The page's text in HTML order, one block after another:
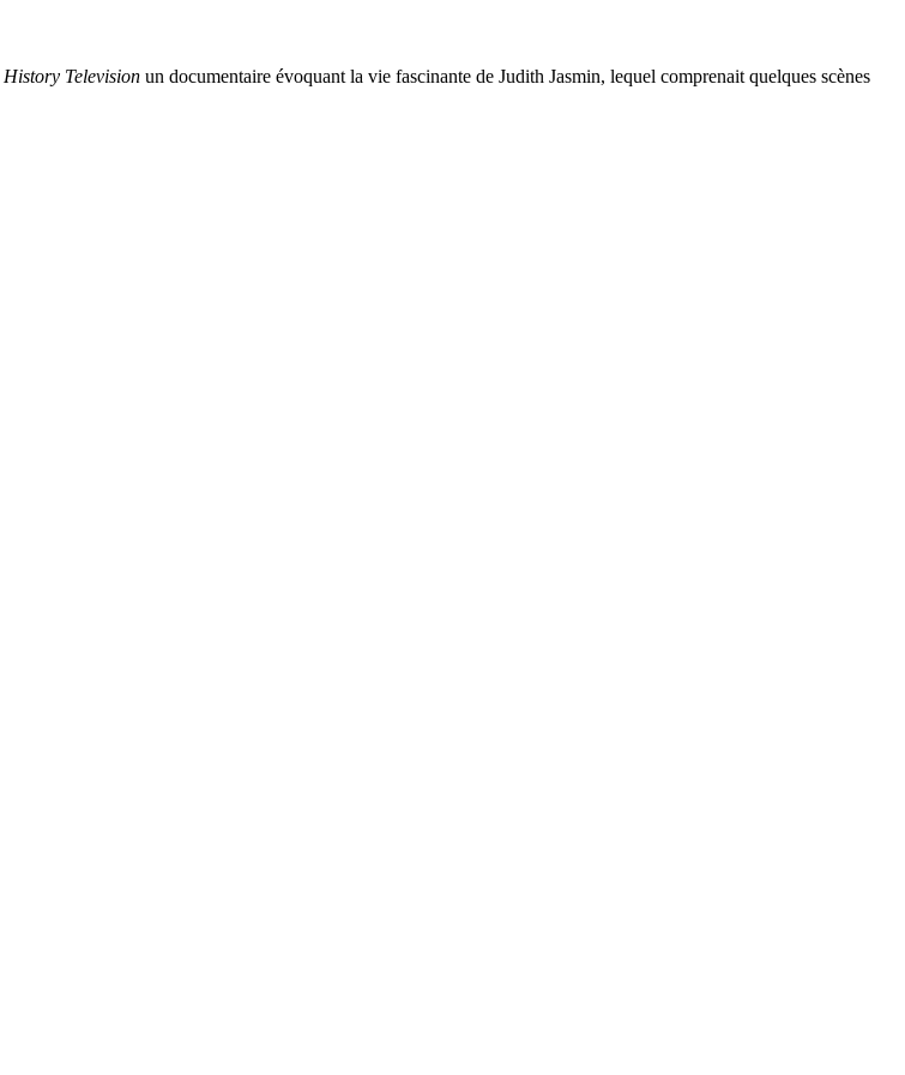
History Television un documentaire évoquant la vie fascinante de Judith Jasmin, lequel comprenait quelques scènes